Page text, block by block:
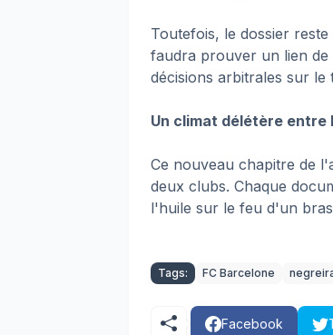
Toutefois, le dossier
faudra prouver un lien de
décisions arbitrales sur
Un climat délétère entre
Ce nouveau chapitre de
deux clubs. Chaque
l'huile sur le feu d'un
Tags: FC Barcelone
Facebook